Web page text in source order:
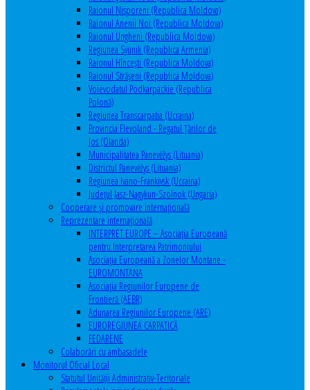
Raionul Nisporeni (Republica Moldova)
Raionul Anenii Noi (Republica Moldova)
Raionul Ungheni (Republica Moldova)
Regiunea Syunik (Republica Armenia)
Raionul Hîncești (Republica Moldova)
Raionul Străşeni (Republica Moldova)
Voievodatul Podkarpackie (Republica
Polonă)
Regiunea Transcarpatia (Ucraina)
Provincia Flevoland - Regatul Ţărilor de
Jos (Olanda)
Municipalitatea Panevėžys (Lituania)
Districtul Panevėžys (Lituania)
Regiunea Ivano-Frankivsk (Ucraina)
Judeţul Jasz-Nagykun-Szolnok (Ungaria)
Cooperare şi promovare internaţională
Reprezentare internaţională
INTERPRET EUROPE – Asociația Europeană
pentru Interpretarea Patrimoniului
Asociația Europeană a Zonelor Montane -
EUROMONTANA
Asociația Regiunilor Europene de
Frontieră (AEBR)
Adunarea Regiunilor Europene (ARE)
EUROREGIUNEA CARPATICĂ
FEDARENE
Colaborări cu ambasadele
Monitorul Oficial Local
Statutul Unităţii Administrativ-Teritoriale